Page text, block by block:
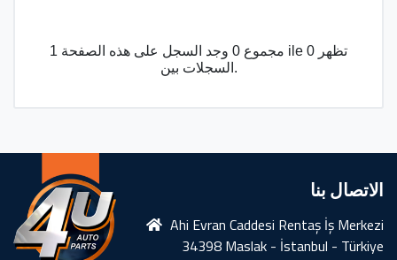
مجموع 0 وجد السجل على هذه الصفحة 1 ile 0 تظهر
السجلات بين.
الاتصال بنا
Ahi Evran Caddesi Rentaş İş Merkezi
34398 Maslak - İstanbul - Türkiye